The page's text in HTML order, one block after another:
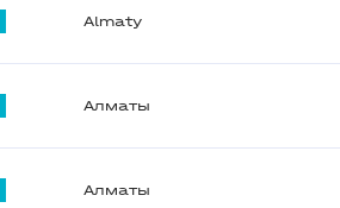
Almaty
Алматы
Алматы